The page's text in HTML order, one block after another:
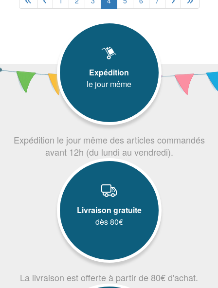
Expédition
le jour même
Expédition le jour même des articles commandés
avant 12h (du lundi au vendredi).
Livraison gratuite
dès 80€
La livraison est offerte à partir de 80€ d'achat.